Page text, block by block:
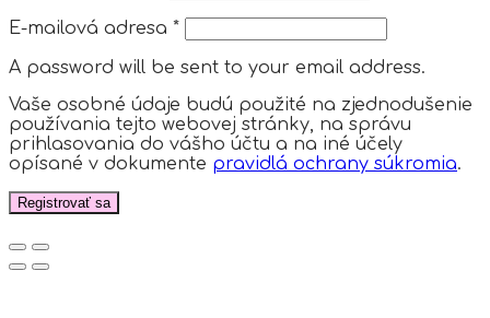
E-mailová adresa *
A password will be sent to your email address.
Vaše osobné údaje budú použité na zjednodušenie
používania tejto webovej stránky, na správu
prihlasovania do vášho účtu a na iné účely
opísané v dokumente pravidlá ochrany súkromia.
Registrovať sa